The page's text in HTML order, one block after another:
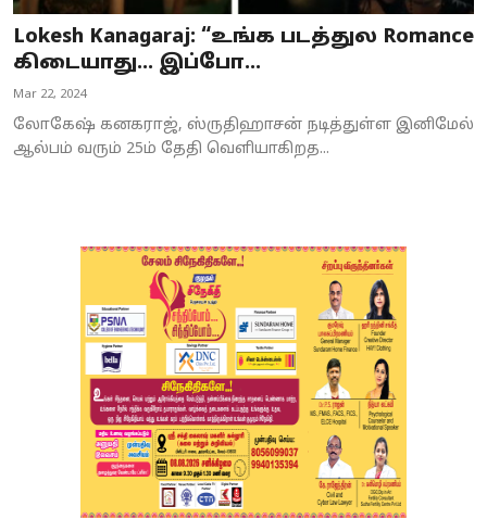
Lokesh Kanagaraj: “உங்க படத்துல Romance
கிடையாது… இப்போ...
Mar 22, 2024
லோகேஷ் கனகராஜ், ஸ்ருதிஹாசன் நடித்துள்ள இனிமேல்
ஆல்பம் வரும் 25ம் தேதி வெளியாகிறத...